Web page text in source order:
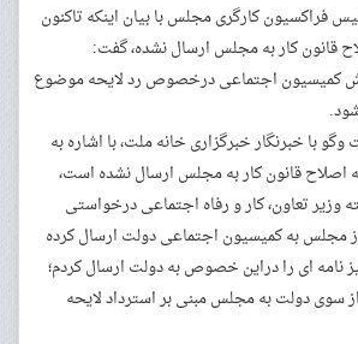
فراکسیون کارگری مجلس با بیان اینکه تاکنون
قانون کار به مجلس ارسال نشده، گفت:
کمیسیون اجتماعی درخصوص رد لایحه موضوع
با خبرنگار خبرگزاری خانه ملت، با اشاره به
اصلاح قانون کار به مجلس ارسال نشده است،
تعاون، کار و رفاه اجتماعی درخواستی
مجلس به کمیسیون اجتماعی دولت ارسال کرده
نامه ای را دراین خصوص به دولت ارسال کردم؛
سوی دولت به مجلس مبنی بر استرداد لایحه